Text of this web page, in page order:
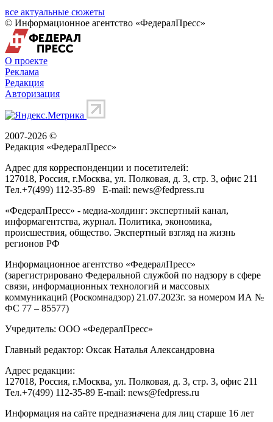
все актуальные сюжеты
© Информационное агентство «ФедералПресс»
О проекте
Реклама
Редакция
Авторизация
2007-2026 ©
Редакция «ФедералПресс»
Адрес для корреспонденции и посетителей:
127018, Россия, г.Москва, ул. Полковая, д. 3, стр. 3, офис 211
Тел.+7(499) 112-35-89 E-mail: news@fedpress.ru
«ФедералПресс» - медиа-холдинг: экспертный канал,
информагентства, журнал. Политика, экономика,
происшествия, общество. Экспертный взгляд на жизнь
регионов РФ
Информационное агентство «ФедералПресс»
(зарегистрировано Федеральной службой по надзору в сфере
связи, информационных технологий и массовых
коммуникаций (Роскомнадзор) 21.07.2023г. за номером ИА №
ФС 77 – 85577)
Учредитель: ООО «ФедералПресс»
Главный редактор: Оксак Наталья Александровна
Адрес редакции:
127018, Россия, г.Москва, ул. Полковая, д. 3, стр. 3, офис 211
Тел.+7(499) 112-35-89 E-mail: news@fedpress.ru
Информация на сайте предназначена для лиц старше 16 лет